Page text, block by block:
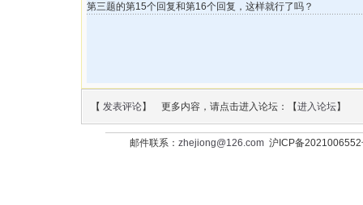
第三题的第15个回复和第16个回复，这样就行了吗？
【 发表评论】 更多内容，请点击进入论坛：【进入论坛】
邮件联系： zhejiong@126.com沪ICP备